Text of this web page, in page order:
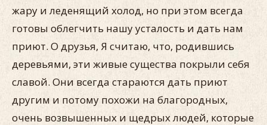
жару и леденящий холод, но при этом всегда
готовы облегчить нашу усталость и дать нам
приют. О друзья, Я считаю, что, родившись
деревьями, эти живые существа покрыли себя
славой. Они всегда стараются дать приют
другим и потому похожи на благородных,
очень возвышенных и щедрых людей, которые